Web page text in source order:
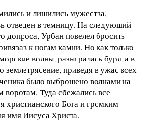
и лишились мужества,
отведен в темницу. На следующий
допроса, Урбан повелел бросить
к ногам камни. Но как только
волны, разыгралась буря, а в
землетрясе­ние, приведя в ужас всех
было выброшено волнами на
воротам. Туда сбе­жались все
христианского Бога и громким
имя Иисуса Христа.